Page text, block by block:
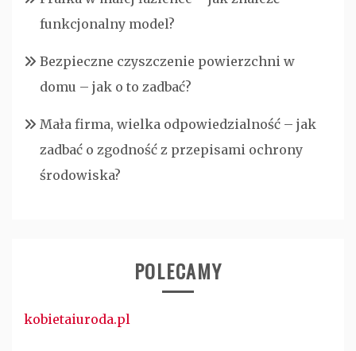
funkcjonalny model?
Bezpieczne czyszczenie powierzchni w
domu – jak o to zadbać?
Mała firma, wielka odpowiedzialność – jak
zadbać o zgodność z przepisami ochrony
środowiska?
POLECAMY
kobietaiuroda.pl